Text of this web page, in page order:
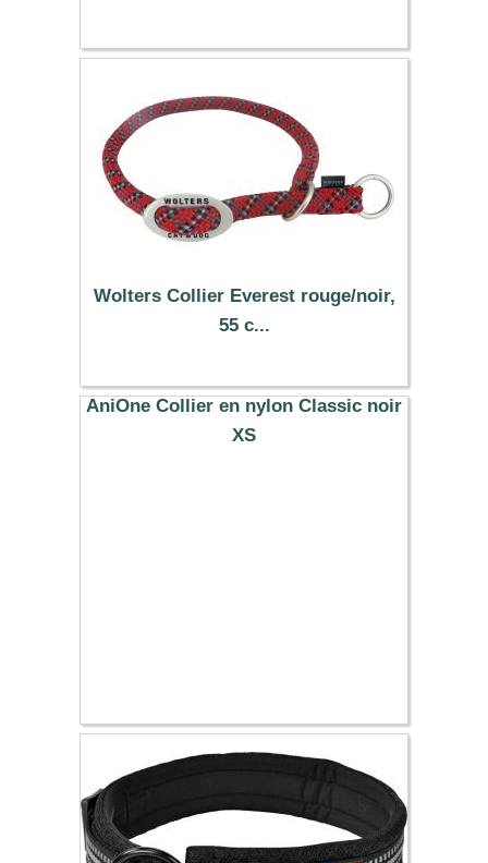
Wolters Collier Everest rouge/noir,
55 c...
17.29 €
AniOne Collier en nylon Classic noir
XS